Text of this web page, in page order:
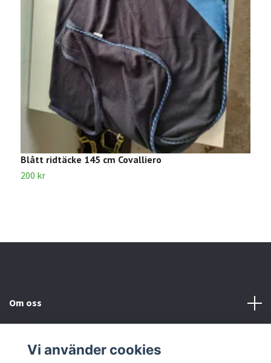
Blått ridtäcke 145 cm Covalliero
200 kr
Om oss
Vi använder cookies